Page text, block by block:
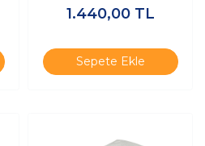
TAKIM
1.440,00 TL
Sepete Ekle